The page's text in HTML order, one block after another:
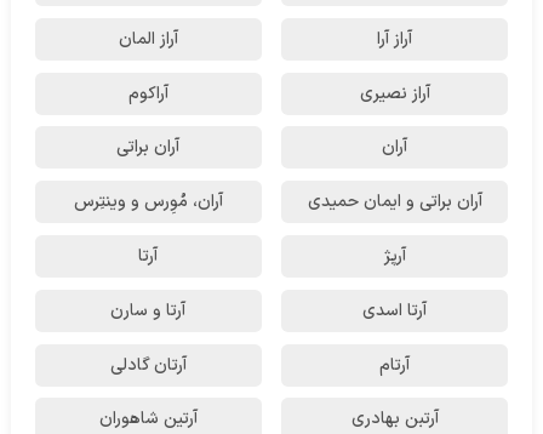
آراز آرا آراز المان
آراز نصیری آراکوم
آران آران براتی
آران براتی و ایمان حمیدی آران، مُوِرس و وینتِرس
آرپژ آرتا
آرتا اسدی آرتا و سارن
آرتام آرتان گادلی
آرتبن بهادری آرتين شاهوران